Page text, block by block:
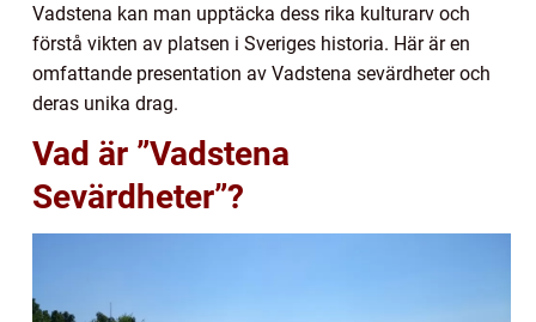
Vadstena kan man upptäcka dess rika kulturarv och
förstå vikten av platsen i Sveriges historia. Här är en
omfattande presentation av Vadstena sevärdheter och
deras unika drag.
Vad är ”Vadstena
Sevärdheter”?